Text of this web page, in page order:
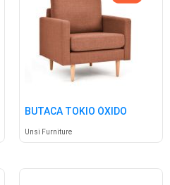
BUTACA TOKIO ÓXIDO
Unsi Furniture